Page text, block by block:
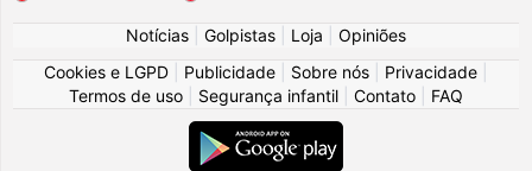
Notícias Golpistas Loja
Opiniões
Cookies e LGPD
Publicidade Sobre nós Privacidade
Termos de uso
Segurança infantil Contato FAQ